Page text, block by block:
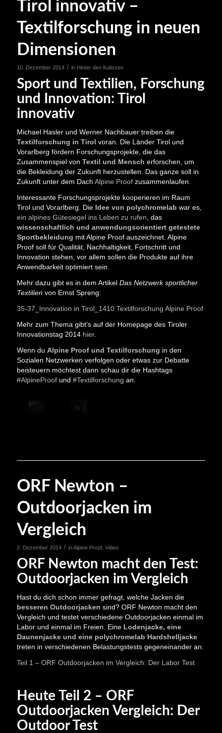
Tirol innovativ –
Textilforschung in neuen
Dimensionen
10. Dezember 2014 / in Hinter den Kulissen
Sport und Textilien, Forschung
und Innovation: Tirol
innovativ
Michael Hasler und Werner Nachbauer treiben die
Textilforschung in Tirol voran. Die Länder Tirol und
Vorarlberg fördern Forschungsprojekte, die das
Zusammenspiel von Textil und Mensch erforschen, um
die Bekleidung der Zukunft herzustellen. Das ganze soll in
Zukunft unter dem Dach Alpine Proof zusammenlaufen.
Interessante Forschungsprojekte kooperieren im Raum
Tirol und Vorarlberg. DieIdee von polychromelab war es,
ein alpines Gütesiegel ins Leben zu rufen , das
wissenschaftlich und anwendungsorientiert getestete
Sportbekleidung mit Alpine Proof auszeichnet. Alpine
Proof soll für Qualität, Nachhaltigkeit, Fortschritt und
Innovation stehen, vor allem sollen die Produkte auf ihre
Anwendbarkeit optimiert sein.
Mehr dazu gibt es in dem Artikel Das Netzwerk sportlicher
Textilienvon Ernst Spreng:
35-37_Innovation in Tirol_1410 Textilforschung Alpine Proof
Mehr zum Thema gibt’s auf der Homepage des Tiroler
Innovationstag 2014hier.
Wenn du Alpine Proof und Textilforschung in den
Sozialen Netzwerken verfolgen oder etwas zur Debatte
beisteuern möchtest dann schau dir die Hashtags
#AlpineProofund #Textilforschung an.
ORF Newton –
Outdoorjacken im
Vergleich
2. Dezember 2014 / inAlpine Proof, Video
ORF Newton macht den Test:
Outdoorjacken im Vergleich
Hast du dich schon immer gefragt, welche Jacken die
besseren Outdoorjacken sind? ORF Newton macht den
Vergleich und testet verschiedene Outdoorjacken einmal im
Labor und einmal im Freien. Eine Lodenjacke, eine
Daunenjacke und eine polychromelab Hardshelljacke
treten in verschiedenen Belastungstests gegeneinander an.
Teil 1 – ORF Outdoorjacken im Vergleich: Der Labor Test
Heute Teil 2 – ORF
Outdoorjacken Vergleich: Der
Outdoor Test